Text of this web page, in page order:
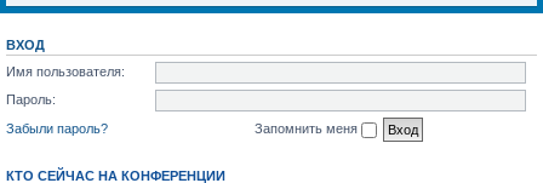
ВХОД
Имя пользователя:
Пароль:
Забыли пароль?
Запомнить меня
КТО СЕЙЧАС НА КОНФЕРЕНЦИИ